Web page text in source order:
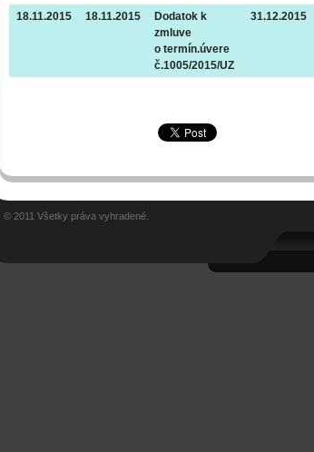
18.11.2015 18.11.2015
Dodatok k
zmluve
o termín.úvere
č.1005/2015/UZ
31.12.2015
© 2011 Všetky práva vyhradené.